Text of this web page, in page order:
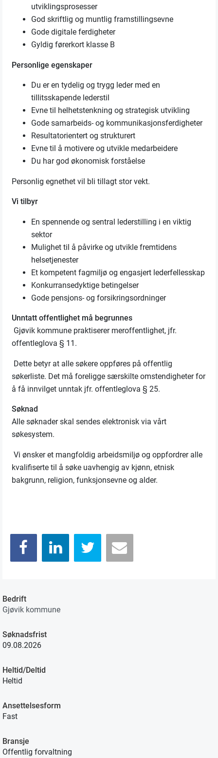
utviklingsprosesser
God skriftlig og muntlig framstillingsevne
Gode digitale ferdigheter
Gyldig førerkort klasse B
Personlige egenskaper
Du er en tydelig og trygg leder med en
tillitsskapende lederstil
Evne til helhetstenkning og strategisk utvikling
Gode samarbeids- og kommunikasjonsferdigheter
Resultatorientert og strukturert
Evne til å motivere og utvikle medarbeidere
Du har god økonomisk forståelse
Personlig egnethet vil bli tillagt stor vekt.
Vi tilbyr
En spennende og sentral lederstilling i en viktig
sektor
Mulighet til å påvirke og utvikle fremtidens
helsetjenester
Et kompetent fagmiljø og engasjert lederfellesskap
Konkurransedyktige betingelser
Gode pensjons- og forsikringsordninger
Unntatt offentlighet må begrunnes
Gjøvik kommune praktiserer meroffentlighet, jfr.
offentleglova § 11.
Dette betyr at alle søkere oppføres på offentlig
søkerliste. Det må foreligge særskilte omstendigheter for
å få innvilget unntak jfr. offentleglova § 25.
Søknad
Alle søknader skal sendes elektronisk via vårt
søkesystem.
Vi ønsker et mangfoldig arbeidsmiljø og oppfordrer alle
kvalifiserte til å søke uavhengig av kjønn, etnisk
bakgrunn, religion, funksjonsevne og alder.
Bedrift
Gjøvik kommune
Søknadsfrist
09.08.2026
Heltid/Deltid
Heltid
Ansettelsesform
Fast
Bransje
Offentlig forvaltning